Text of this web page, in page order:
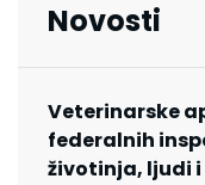
Novosti
Veterinarske
federalnih
životinja, ljudi